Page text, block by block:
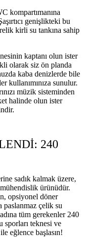
kompartımanına
genişlikteki bu
kirli su tankına sahip
kaptanı olun ister
olarak siz ön planda
kaba denizlerde bile
kullanımınıza sunulur.
müzik sisteminden
halinde olun ister
240
sadık kalmak üzere,
ürünüdür.
opsiyonel döner
paslanmaz çelik su
tüm gerekenler 240
teknesi ve
eğlence başlasın!